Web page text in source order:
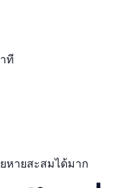
ที
หายสะสมได้มาก